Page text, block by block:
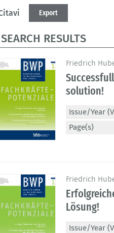
Export
RESULTS
Friedrich
solution!
Issue/Year
Page(s)
Friedrich
Lösung!
Issue/Year